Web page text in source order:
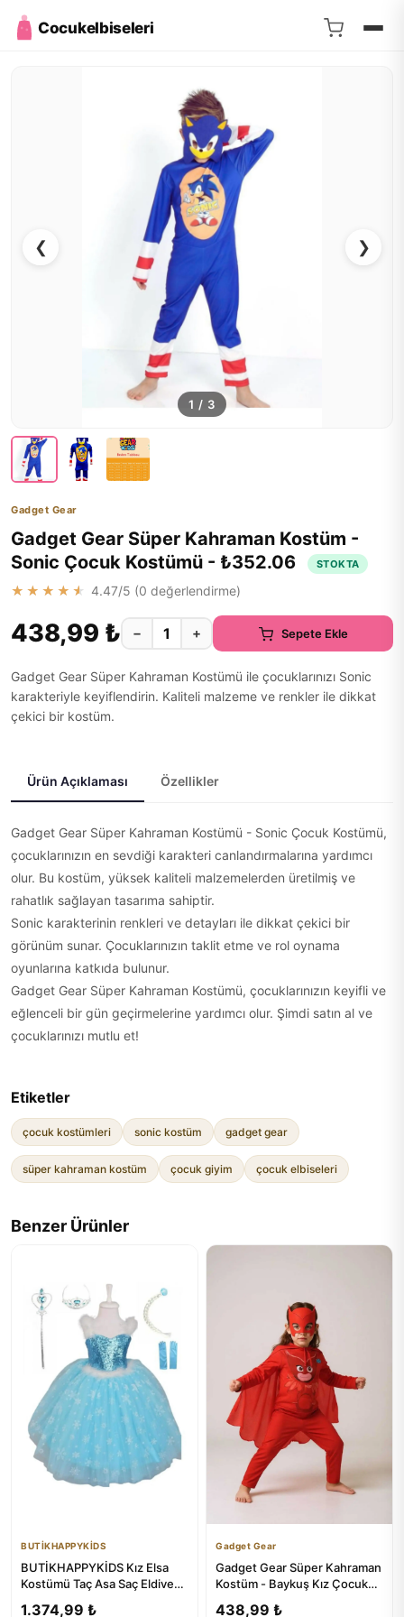
Cocukelbiseleri
❮ ❯
1 / 3
Gadget Gear
Gadget Gear Süper Kahraman Kostüm -
Sonic Çocuk Kostümü - ₺352.06
STOKTA
★★★★★ 4.47/5 (0 değerlendirme)
438,99 ₺ − + Sepete Ekle
Gadget Gear Süper Kahraman Kostümü ile çocuklarınızı Sonic
karakteriyle keyiflendirin. Kaliteli malzeme ve renkler ile dikkat
çekici bir kostüm.
Ürün Açıklaması Özellikler
Gadget Gear Süper Kahraman Kostümü - Sonic Çocuk Kostümü,
çocuklarınızın en sevdiği karakteri canlandırmalarına yardımcı
olur. Bu kostüm, yüksek kaliteli malzemelerden üretilmiş ve
rahatlık sağlayan tasarıma sahiptir.
Sonic karakterinin renkleri ve detayları ile dikkat çekici bir
görünüm sunar. Çocuklarınızın taklit etme ve rol oynama
oyunlarına katkıda bulunur.
Gadget Gear Süper Kahraman Kostümü, çocuklarınızın keyifli ve
eğlenceli bir gün geçirmelerine yardımcı olur. Şimdi satın al ve
çocuklarınızı mutlu et!
Etiketler
çocuk kostümleri sonic kostüm gadget gear
süper kahraman kostüm çocuk giyim çocuk elbiseleri
Benzer Ürünler
BUTİKHAPPYKİDS
BUTİKHAPPYKİDS Kız Elsa
Kostümü Taç Asa Saç Eldiven
1.374,99 ₺
Gadget Gear
Gadget Gear Süper Kahraman
Kostüm - Baykuş Kız Çocuk
438,99 ₺